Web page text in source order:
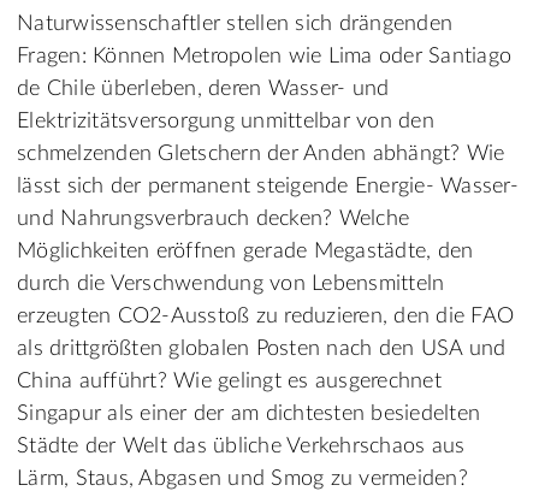
Naturwissenschaftler stellen sich drängenden
Fragen: Können Metropolen wie Lima oder Santiago
de Chile überleben, deren Wasser- und
Elektrizitätsversorgung unmittelbar von den
schmelzenden Gletschern der Anden abhängt? Wie
lässt sich der permanent steigende Energie- Wasser-
und Nahrungsverbrauch decken? Welche
Möglichkeiten eröffnen gerade Megastädte, den
durch die Verschwendung von Lebensmitteln
erzeugten CO2-Ausstoß zu reduzieren, den die FAO
als drittgrößten globalen Posten nach den USA und
China aufführt? Wie gelingt es ausgerechnet
Singapur als einer der am dichtesten besiedelten
Städte der Welt das übliche Verkehrschaos aus
Lärm, Staus, Abgasen und Smog zu vermeiden?